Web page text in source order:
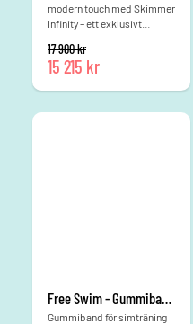
modern touch med Skimmer
Infinity – ett exklusivt
Den innovativa designen gör
att vattenytan ligger något
inte bara höjer det visuella
17 900kr Det ursprungliga
15 215 kr
Det nuvarande priset är: 15
Free Swim - Gummiband för simträning
Gummiband för simträning